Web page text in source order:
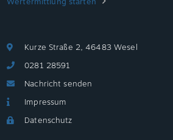
Kurze Straße 2, 46483 Wesel
0281 28591
Nachricht senden
Impressum
Datenschutz